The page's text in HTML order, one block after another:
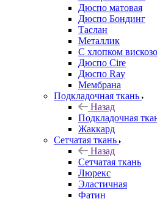
Дюспо матовая
Дюспо Бондинг
Таслан
Металлик
С хлопком
Дюспо Cire
Дюспо Ray
Мембрана
Подкладочная ткань
Назад
Подкладочная
Жаккард
Сетчатая ткань
Назад
Сетчатая ткань
Люрекс
Эластичная
Фатин